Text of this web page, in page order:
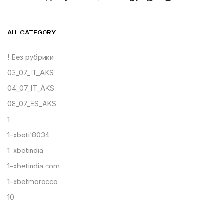
ALL CATEGORY
! Без рубрики
03_07_IT_AKS
04_07_IT_AKS
08_07_ES_AKS
1
1-xbeti18034
1-xbetindia
1-xbetindia.com
1-xbetmorocco
10